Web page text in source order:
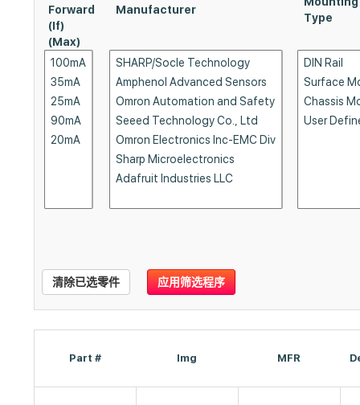
Forward
(If)
(Max)
Manufacturer
Type
清除已选零件 应用筛选程序
Part # Img MFR